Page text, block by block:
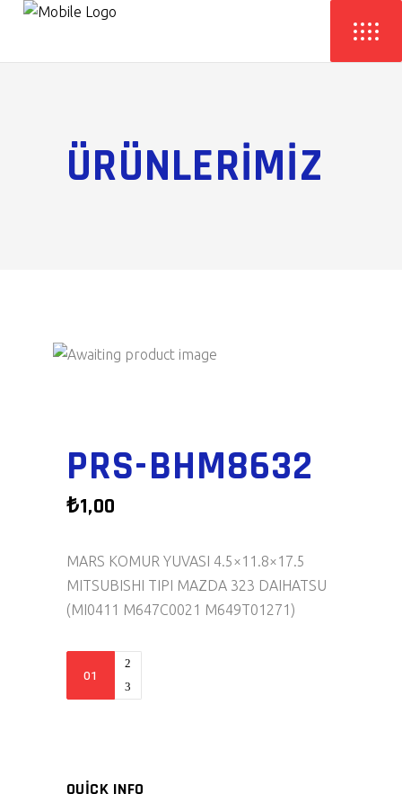
ÜRÜNLERİMİZ
PRS-BHM8632
₺1,00
MARS KOMUR YUVASI 4.5×11.8×17.5
MITSUBISHI TIPI MAZDA 323 DAIHATSU
(MI0411 M647C0021 M649T01271)
BHM8632
QUICK INFO